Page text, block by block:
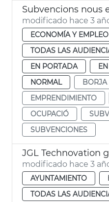
Subvencions nous
modificado hace 3
ECONOMÍA Y EMPLEO
TODAS LAS
EN PORTADA
NORMAL
BORJA
EMPRENDIMIENTO
OCUPACIÓ
SUBVENCIONES
JGL Technovation
modificado hace 3
AYUNTAMIENTO
TODAS LAS